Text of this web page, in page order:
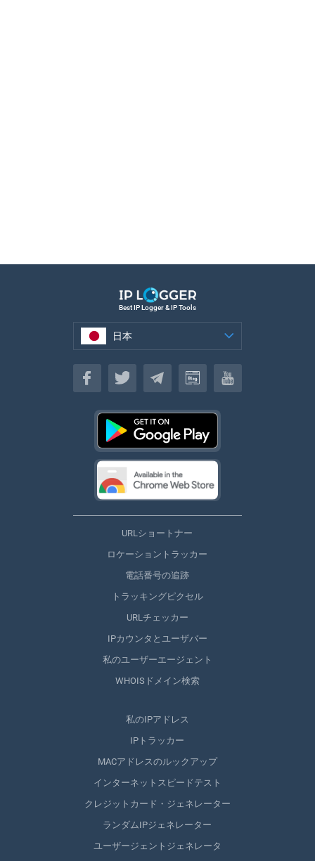
Best IP Logger & IP Tools
日本
日本
URLショートナー
ロケーショントラッカー
電話番号の追跡
トラッキングピクセル
URLチェッカー
IPカウンタとユーザバー
私のユーザーエージェント
WHOISドメイン検索
私のIPアドレス
IPトラッカー
MACアドレスのルックアップ
インターネットスピードテスト
クレジットカード・ジェネレーター
ランダムIPジェネレーター
ユーザージェントジェネレータ